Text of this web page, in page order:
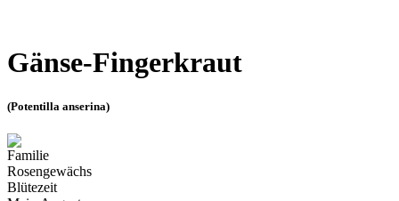
Gänse-Fingerkraut
(Potentilla anserina)
Familie
Rosengewächs
Blütezeit